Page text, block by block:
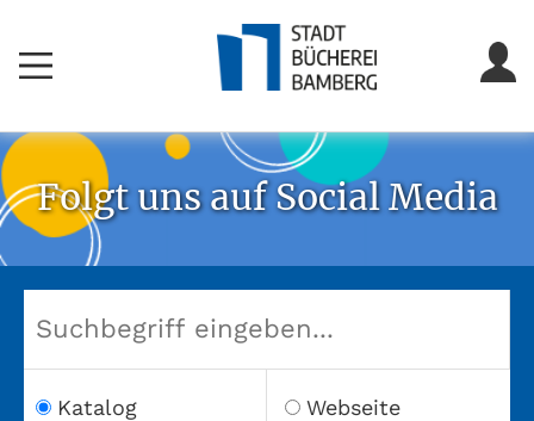
Folgt uns auf Social Media
Katalog Webseite